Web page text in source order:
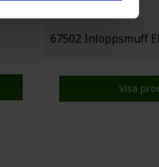
Visa